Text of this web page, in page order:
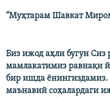
“Муҳтарам Шавкат
Биз ижод аҳли бугун Сиз
мамлакатимиз равнақи
бир ишда
маънавий соҳалардаги